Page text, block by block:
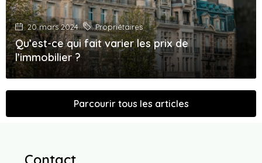
20 mars 2024 Propriétaires
Qu’est-ce qui fait varier les prix de
l’immobilier ?
Parcourir tous les articles
Contact